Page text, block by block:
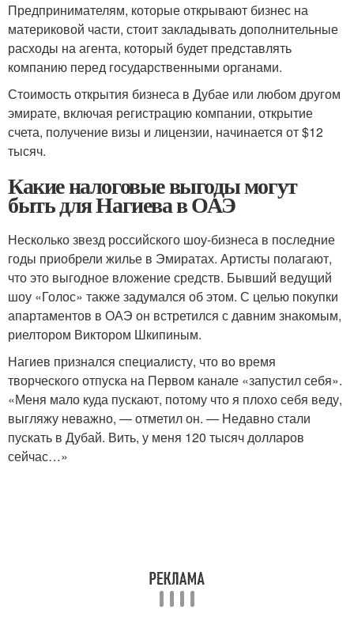
Предпринимателям, которые открывают бизнес на
материковой части, стоит закладывать дополнительные
расходы на агента, который будет представлять
компанию перед государственными органами.
Стоимость открытия бизнеса в Дубае или любом другом
эмирате, включая регистрацию компании, открытие
счета, получение визы и лицензии, начинается от $12
тысяч.
Какие налоговые выгоды могут
быть для Нагиева в ОАЭ
Несколько звезд российского шоу-бизнеса в последние
годы приобрели жилье в Эмиратах. Артисты полагают,
что это выгодное вложение средств. Бывший ведущий
шоу «Голос» также задумался об этом. С целью покупки
апартаментов в ОАЭ он встретился с давним знакомым,
риелтором Виктором Шкипиным.
Нагиев признался специалисту, что во время
творческого отпуска на Первом канале «запустил себя».
«Меня мало куда пускают, потому что я плохо себя веду,
выгляжу неважно, — отметил он. — Недавно стали
пускать в Дубай. Вить, у меня 120 тысяч долларов
сейчас…»